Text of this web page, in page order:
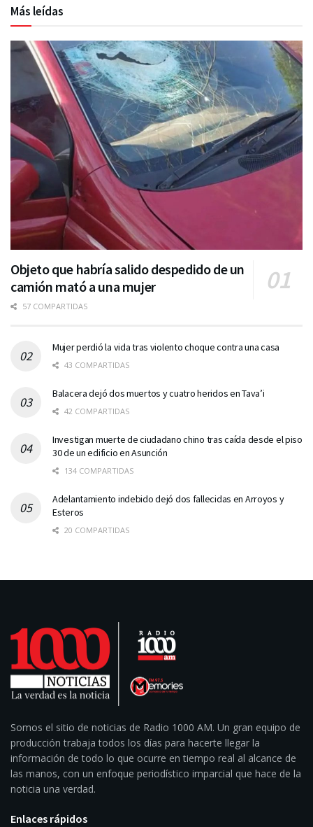
Más leídas
Objeto que habría salido despedido de un
camión mató a una mujer
57 COMPARTIDAS
Mujer perdió la vida tras violento choque contra una casa
43 COMPARTIDAS
Balacera dejó dos muertos y cuatro heridos en Tava’i
42 COMPARTIDAS
Investigan muerte de ciudadano chino tras caída desde el piso
30 de un edificio en Asunción
134 COMPARTIDAS
Adelantamiento indebido dejó dos fallecidas en Arroyos y
Esteros
20 COMPARTIDAS
Somos el sitio de noticias de Radio 1000 AM. Un gran equipo de
producción trabaja todos los días para hacerte llegar la
información de todo lo que ocurre en tiempo real al alcance de
las manos, con un enfoque periodístico imparcial que hace de la
noticia una verdad.
Enlaces rápidos